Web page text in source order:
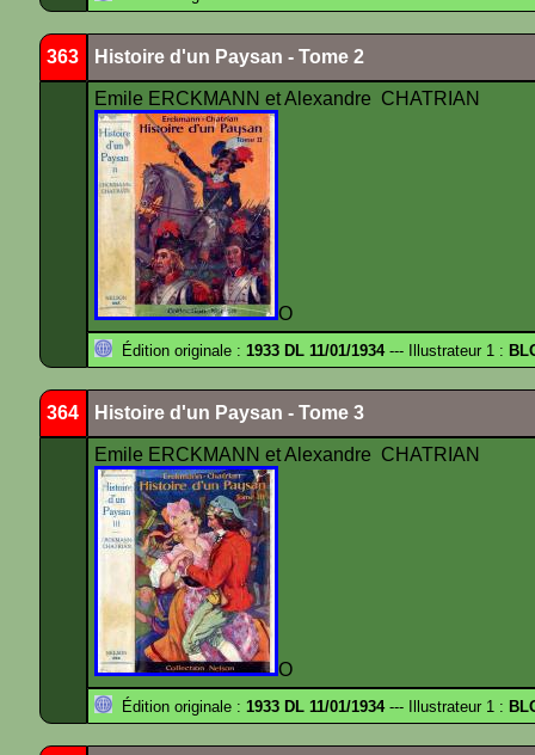
363 Histoire d'un Paysan - Tome 2
Emile ERCKMANN et Alexandre CHATRIAN
O
Édition originale : 1933 DL 11/01/1934--- Illustrateur 1 :
364 Histoire d'un Paysan - Tome 3
Emile ERCKMANN et Alexandre CHATRIAN
O
Édition originale : 1933 DL 11/01/1934--- Illustrateur 1 :